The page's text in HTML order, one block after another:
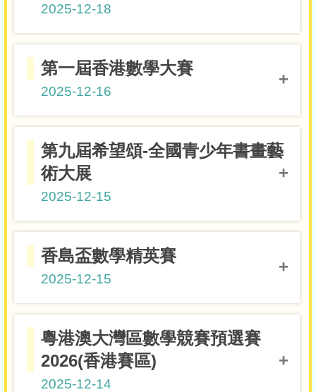
2025-12-18
優異獎 6B童晞恩
優異獎
優異獎
優異獎
第一屆香港數學大賽
2025-12-16
小六銀獎 6B李澤朗
第九屆希望頌-全國青少年書畫藝
術大展
2025-12-15
小學高年級組兒童畫二等獎
香島盃數學精英賽
2025-12-15
小學組一等獎 6A郭鎬賢
粵港澳大灣區數學競賽預選賽
2026(香港賽區)
2025-12-14